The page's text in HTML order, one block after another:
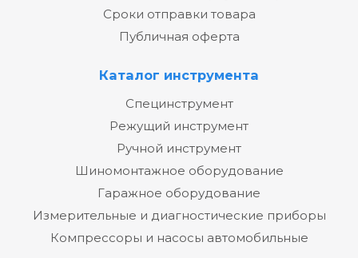
Сроки отправки товара
Публичная оферта
Каталог инструмента
Специнструмент
Режущий инструмент
Ручной инструмент
Шиномонтажное оборудование
Гаражное оборудование
Измерительные и диагностические приборы
Компрессоры и насосы автомобильные